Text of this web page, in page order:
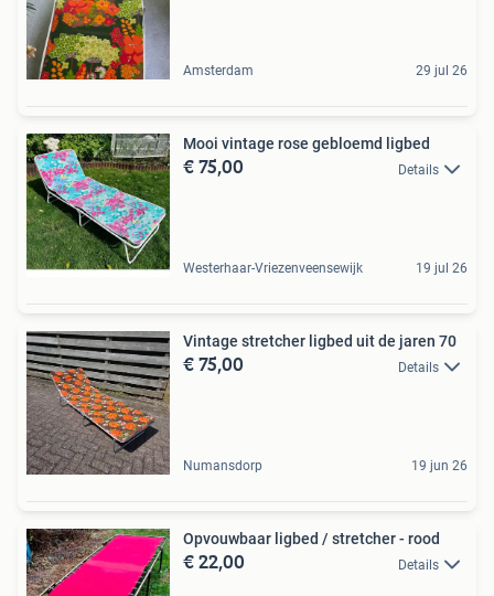
Amsterdam 29 jul 26
Mooi vintage rose gebloemd ligbed
€ 75,00 Details
Westerhaar-Vriezenveensewijk 19 jul 26
Vintage stretcher ligbed uit de jaren 70
€ 75,00 Details
Numansdorp 19 jun 26
Opvouwbaar ligbed / stretcher - rood
€ 22,00 Details